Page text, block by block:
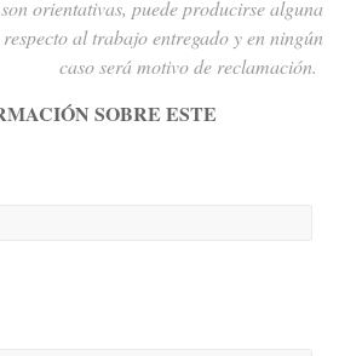
orientativas, puede producirse alguna
al trabajo entregado y en ningún
caso será motivo de reclamación.
SOBRE ESTE